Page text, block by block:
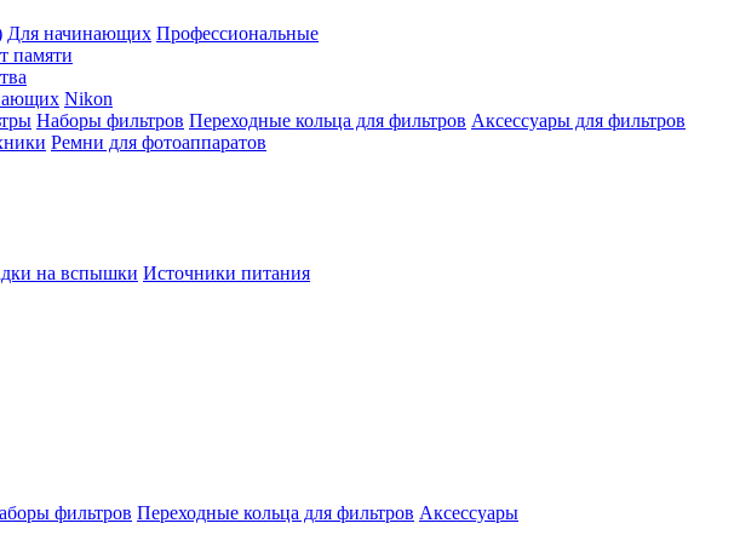
Для начинающих Профессиональные
памяти
Nikon
Наборы фильтров Переходные кольца для фильтров Аксессуары для фильтров
Ремни для фотоаппаратов
на вспышки Источники питания
фильтров Переходные кольца для фильтров Аксессуары